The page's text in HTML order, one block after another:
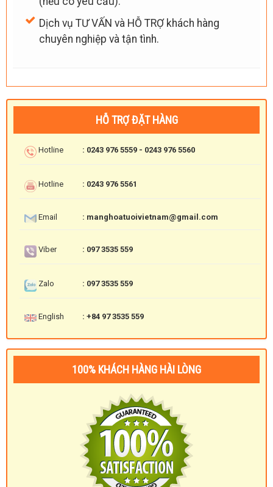
Dịch vụ TƯ VẤN và HỖ TRỢ khách hàng
chuyên nghiệp và tận tình.
HỖ TRỢ ĐẶT HÀNG
Hotline : 0243 976 5559 - 0243 976 5560
Hotline : 0243 976 5561
Email : manghoatuoivietnam@gmail.com
Viber : 097 3535 559
Zalo : 097 3535 559
English : +84 97 3535 559
100% KHÁCH HÀNG HÀI LÒNG